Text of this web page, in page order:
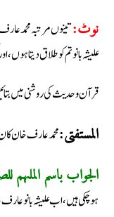
نوٹ: تینوں مرتبہ محمد
علیشہ بانو تم کو طلاق دیتا
قرآن وحدیث کی روشنی میں
المستفتی:محمد عارف خان
الجواب باسم الملہم
ہوچکی ہیں، اب علیشہ بانو